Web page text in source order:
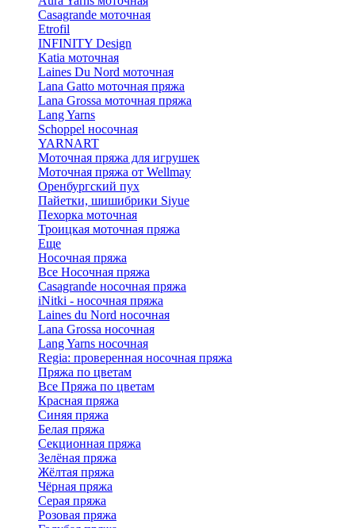
Casagrande моточная
Etrofil
INFINITY Design
Katia моточная
Laines Du Nord моточная
Lana Gatto моточная пряжа
Lana Grossa моточная пряжа
Lang Yarns
Schoppel носочная
YARNART
Моточная пряжа для игрушек
Моточная пряжа от Wellmay
Оренбургский пух
Пайетки, шишибрики Siyue
Пехорка моточная
Троицкая моточная пряжа
Еще
Носочная пряжа
Все Носочная пряжа
Casagrande носочная пряжа
iNitki - носочная пряжа
Laines du Nord носочная
Lana Grossa носочная
Lang Yarns носочная
Regia: проверенная носочная пряжа
Пряжа по цветам
Все Пряжа по цветам
Красная пряжа
Синяя пряжа
Белая пряжа
Секционная пряжа
Зелёная пряжа
Жёлтая пряжа
Чёрная пряжа
Серая пряжа
Розовая пряжа